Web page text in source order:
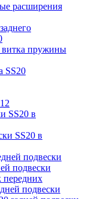
расширения
витка пружины
SS20
SS20 в
SS20 в
подвески
подвески
передних
подвески